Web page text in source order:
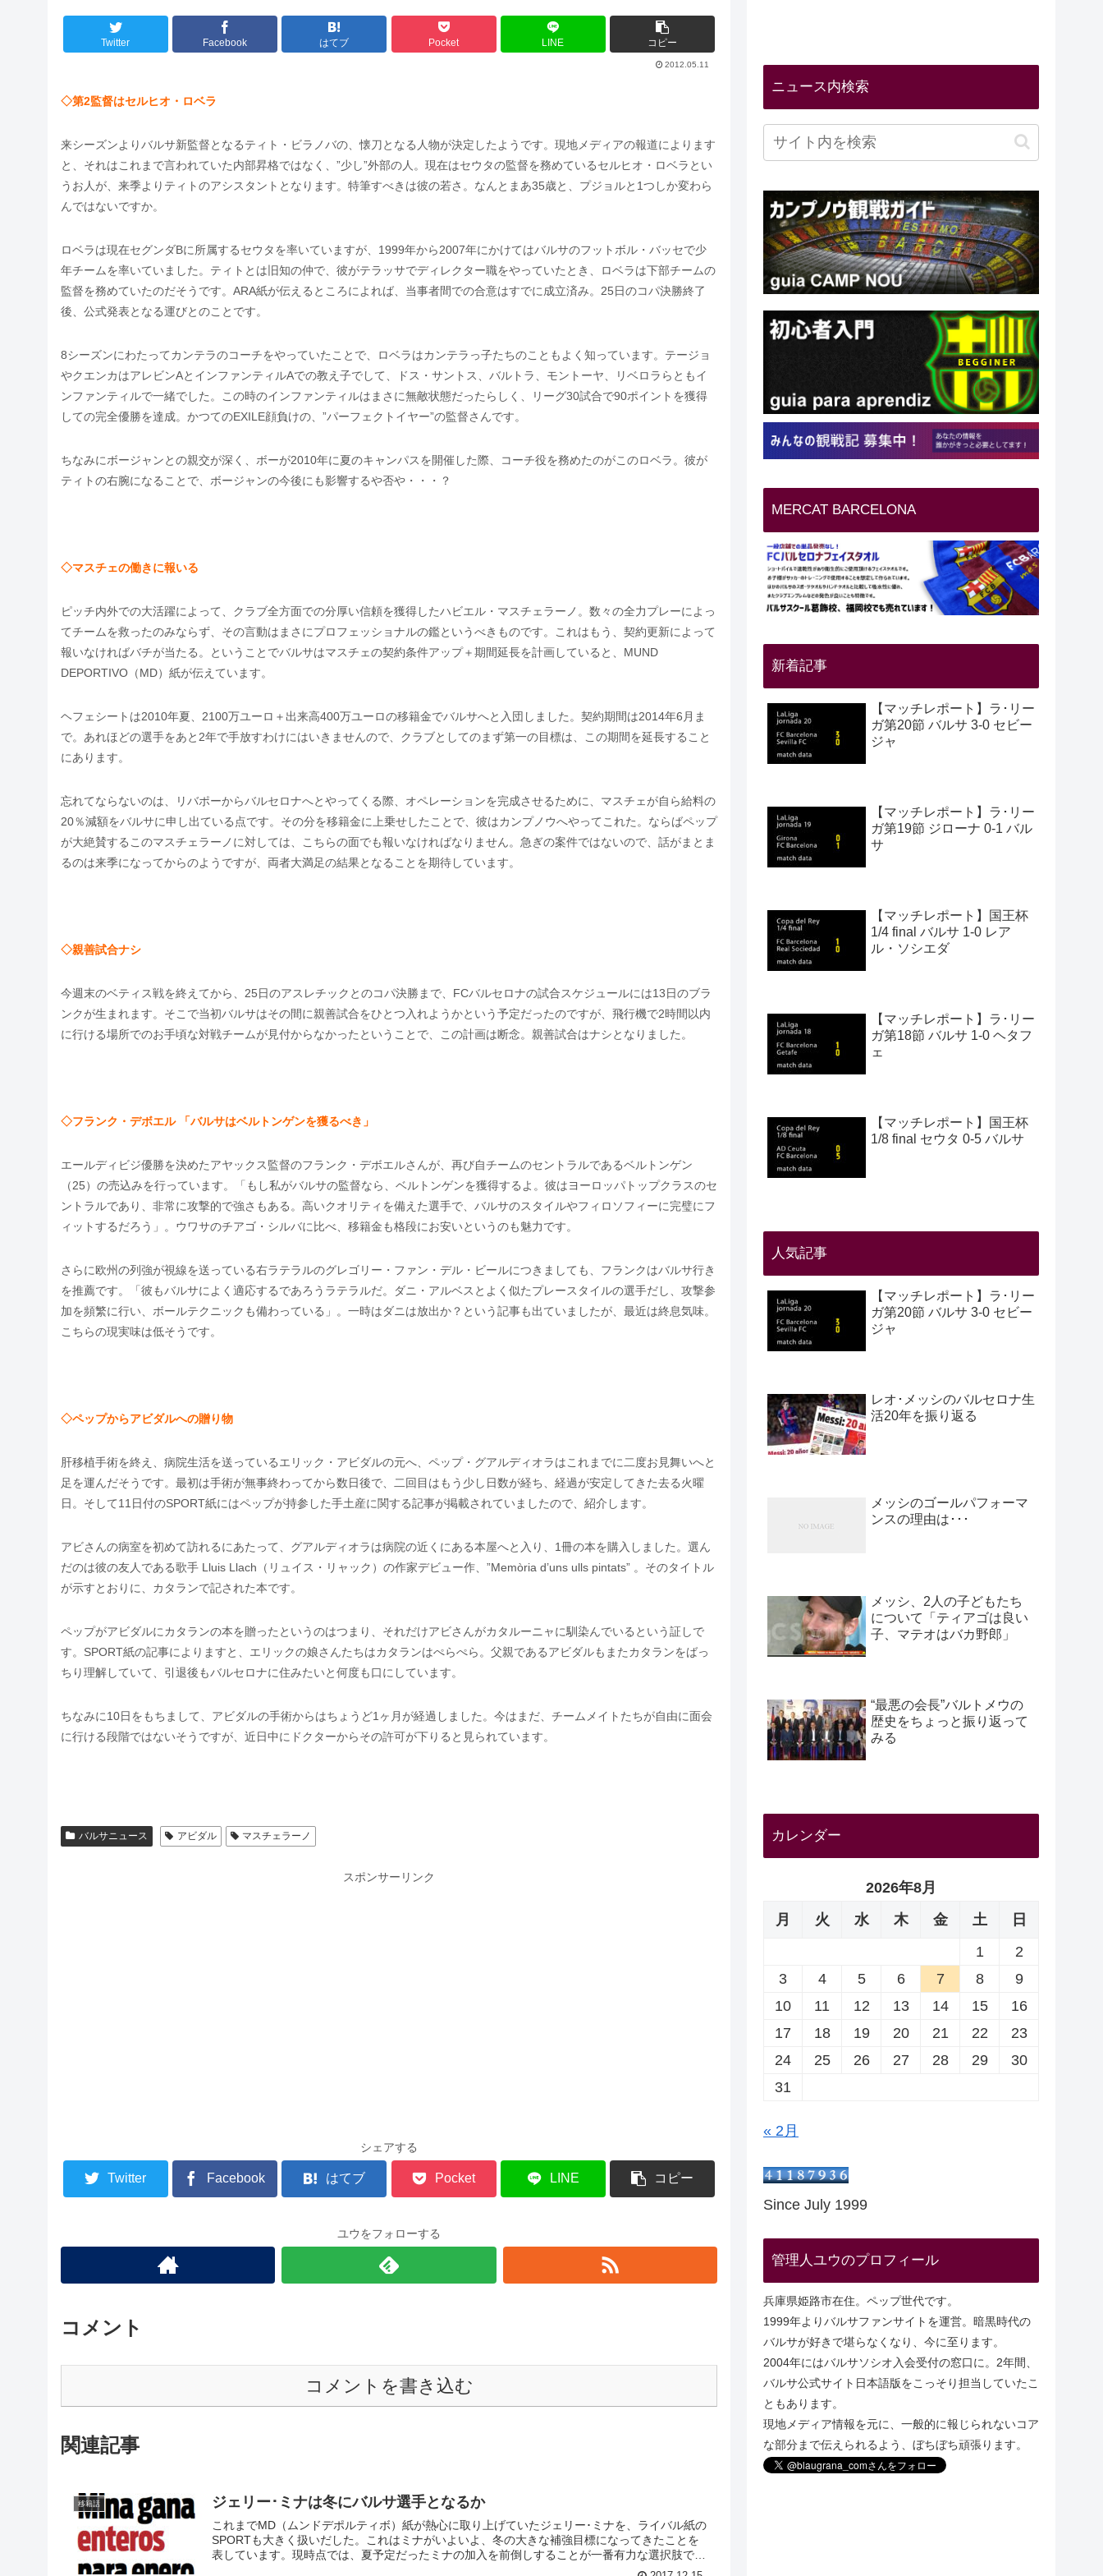
Twitter Facebook はてブ Pocket LINE コピー
2012.05.11
◇第2監督はセルヒオ・ロベラ
来シーズンよりバルサ新監督となるティト・ビラノバの、懐刀となる人物が決定したようです。現地メディアの報道によります
と、それはこれまで言われていた内部昇格ではなく、”少し”外部の人。現在はセウタの監督を務めているセルヒオ・ロベラとい
うお人が、来季よりティトのアシスタントとなります。特筆すべきは彼の若さ。なんとまあ35歳と、プジョルと1つしか変わら
んではないですか。
ロベラは現在セグンダBに所属するセウタを率いていますが、1999年から2007年にかけてはバルサのフットボル・バッセで少
年チームを率いていました。ティトとは旧知の仲で、彼がテラッサでディレクター職をやっていたとき、ロベラは下部チームの
監督を務めていたのだそうです。ARA紙が伝えるところによれば、当事者間での合意はすでに成立済み。25日のコパ決勝終了
後、公式発表となる運びとのことです。
8シーズンにわたってカンテラのコーチをやっていたことで、ロベラはカンテラっ子たちのこともよく知っています。テージョ
やクエンカはアレビンAとインファンティルAでの教え子でして、ドス・サントス、バルトラ、モントーヤ、リベロラらともイ
ンファンティルで一緒でした。この時のインファンティルはまさに無敵状態だったらしく、リーグ30試合で90ポイントを獲得
しての完全優勝を達成。かつてのEXILE顔負けの、”パーフェクトイヤー”の監督さんです。
ちなみにボージャンとの親交が深く、ボーが2010年に夏のキャンパスを開催した際、コーチ役を務めたのがこのロベラ。彼が
ティトの右腕になることで、ボージャンの今後にも影響するや否や・・・？
◇マスチェの働きに報いる
ピッチ内外での大活躍によって、クラブ全方面での分厚い信頼を獲得したハビエル・マスチェラーノ。数々の全力プレーによっ
てチームを救ったのみならず、その言動はまさにプロフェッショナルの鑑というべきものです。これはもう、契約更新によって
報いなければバチが当たる。ということでバルサはマスチェの契約条件アップ＋期間延長を計画していると、MUND
DEPORTIVO（MD）紙が伝えています。
ヘフェシートは2010年夏、2100万ユーロ＋出来高400万ユーロの移籍金でバルサへと入団しました。契約期間は2014年6月ま
で。あれほどの選手をあと2年で手放すわけにはいきませんので、クラブとしてのまず第一の目標は、この期間を延長すること
にあります。
忘れてならないのは、リバポーからバルセロナへとやってくる際、オペレーションを完成させるために、マスチェが自ら給料の
20％減額をバルサに申し出ている点です。その分を移籍金に上乗せしたことで、彼はカンプノウへやってこれた。ならばペップ
が大絶賛するこのマスチェラーノに対しては、こちらの面でも報いなければなりません。急ぎの案件ではないので、話がまとま
るのは来季になってからのようですが、両者大満足の結果となることを期待しています。
◇親善試合ナシ
今週末のベティス戦を終えてから、25日のアスレチックとのコパ決勝まで、FCバルセロナの試合スケジュールには13日のブラ
ンクが生まれます。そこで当初バルサはその間に親善試合をひとつ入れようかという予定だったのですが、飛行機で2時間以内
に行ける場所でのお手頃な対戦チームが見付からなかったということで、この計画は断念。親善試合はナシとなりました。
◇フランク・デボエル 「バルサはベルトンゲンを獲るべき」
エールディビジ優勝を決めたアヤックス監督のフランク・デボエルさんが、再び自チームのセントラルであるベルトンゲン
（25）の売込みを行っています。「もし私がバルサの監督なら、ベルトンゲンを獲得するよ。彼はヨーロッパトップクラスのセ
ントラルであり、非常に攻撃的で強さもある。高いクオリティを備えた選手で、バルサのスタイルやフィロソフィーに完璧にフ
ィットするだろう」。ウワサのチアゴ・シルバに比べ、移籍金も格段にお安いというのも魅力です。
さらに欧州の列強が視線を送っている右ラテラルのグレゴリー・ファン・デル・ビールにつきましても、フランクはバルサ行き
を推薦です。「彼もバルサによく適応するであろうラテラルだ。ダニ・アルベスとよく似たプレースタイルの選手だし、攻撃参
加を頻繁に行い、ボールテクニックも備わっている」。一時はダニは放出か？という記事も出ていましたが、最近は終息気味。
こちらの現実味は低そうです。
◇ペップからアビダルへの贈り物
肝移植手術を終え、病院生活を送っているエリック・アビダルの元へ、ペップ・グアルディオラはこれまでに二度お見舞いへと
足を運んだそうです。最初は手術が無事終わってから数日後で、二回目はもう少し日数が経ち、経過が安定してきた去る火曜
日。そして11日付のSPORT紙にはペップが持参した手土産に関する記事が掲載されていましたので、紹介します。
アビさんの病室を初めて訪れるにあたって、グアルディオラは病院の近くにある本屋へと入り、1冊の本を購入しました。選ん
だのは彼の友人である歌手 Lluis Llach（リュイス・リャック）の作家デビュー作、”Memòria d’uns ulls pintats” 。そのタイトル
が示すとおりに、カタランで記された本です。
ペップがアビダルにカタランの本を贈ったというのはつまり、それだけアビさんがカタルーニャに馴染んでいるという証しで
す。SPORT紙の記事によりますと、エリックの娘さんたちはカタランはぺらぺら。父親であるアビダルもまたカタランをばっ
ちり理解していて、引退後もバルセロナに住みたいと何度も口にしています。
ちなみに10日をもちまして、アビダルの手術からはちょうど1ヶ月が経過しました。今はまだ、チームメイトたちが自由に面会
に行ける段階ではないそうですが、近日中にドクターからその許可が下りると見られています。
バルサニュース アビダル マスチェラーノ
スポンサーリンク
シェアする
Twitter Facebook はてブ Pocket LINE コピー
ユウをフォローする
コメント
コメントを書き込む
関連記事
移籍話 ジェリー･ミナは冬にバルサ選手となるか
これまでMD（ムンドデポルティボ）紙が熱心に取り上げていたジェリー･ミナを、ライバル紙の
SPORTも大きく扱いだした。これはミナがいよいよ、冬の大きな補強目標になってきたことを
表しています。現時点では、夏予定だったミナの加入を前倒しすることが一番有力な選択肢で
ニュース内検索
MERCAT BARCELONA
新着記事
【マッチレポート】ラ･リー
ガ第20節 バルサ 3-0 セビー
ジャ
【マッチレポート】ラ･リー
ガ第19節 ジローナ 0-1 バル
サ
【マッチレポート】国王杯
1/4 final バルサ 1-0 レア
ル・ソシエダ
【マッチレポート】ラ･リー
ガ第18節 バルサ 1-0 ヘタフ
ェ
【マッチレポート】国王杯
1/8 final セウタ 0-5 バルサ
人気記事
【マッチレポート】ラ･リー
ガ第20節 バルサ 3-0 セビー
ジャ
レオ･メッシのバルセロナ生
活20年を振り返る
メッシのゴールパフォーマ
ンスの理由は･･･
メッシ、2人の子どもたち
について「ティアゴは良い
子、マテオはバカ野郎」
“最悪の会長”バルトメウの
歴史をちょっと振り返って
みる
カレンダー
2026年8月
月
火 水 木 金 土
日
1
2
3
4 5 6 7 8
9
10
11 12 13 14 15
16
17
18 19 20 21 22
23
24
25 26 27 28 29
30
31
« 2月
Since July 1999
管理人ユウのプロフィール
兵庫県姫路市在住。ペップ世代です。
1999年よりバルサファンサイトを運営。暗黒時代の
バルサが好きで堪らなくなり、今に至ります。
2004年にはバルサソシオ入会受付の窓口に。2年間、
バルサ公式サイト日本語版をこっそり担当していたこ
ともあります。
現地メディア情報を元に、一般的に報じられないコア
な部分まで伝えられるよう、ぼちぼち頑張ります。